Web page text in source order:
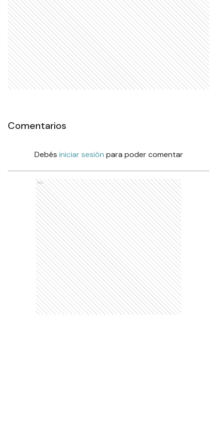
Comentarios
Debés iniciar sesión para poder comentar
Ads